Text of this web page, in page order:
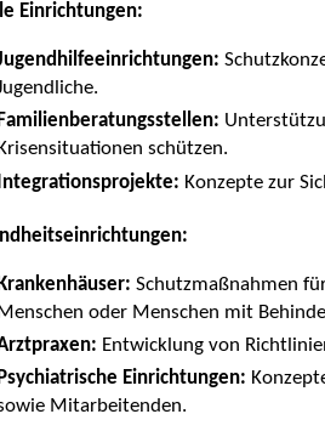
Einrichtungen:
Familienberatungsstellen:
Krisensituationen schützen.
Integrationsprojekte: Konzepte zur
Krankenhäuser: Schutzmaßnahmen
Menschen oder Menschen mit
Entwicklung von
Psychiatrische Einrichtungen:
Mitarbeitenden.